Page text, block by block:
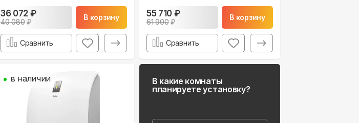
36 072₽
40 080₽
В корзину
Сравнить
55 710₽
61 900₽
В корзину
Сравнить
в наличии
В какие комнаты
планируете установку?